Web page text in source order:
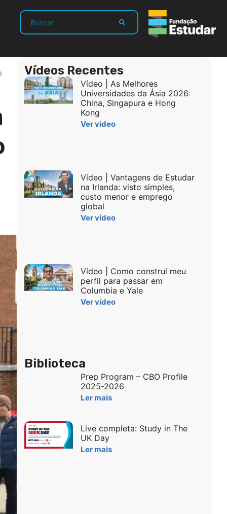
Vídeos Recentes
Vídeo | As Melhores
Universidades da Ásia 2026:
China, Singapura e Hong
Kong
Ver vídeo
Vídeo | Vantagens de Estudar
na Irlanda: visto simples,
custo menor e emprego
global
Ver vídeo
Vídeo | Como construí meu
perfil para passar em
Columbia e Yale
Ver vídeo
Biblioteca
Prep Program – CBO Profile
2025-2026
Ler mais
Live completa: Study in The
UK Day
Ler mais